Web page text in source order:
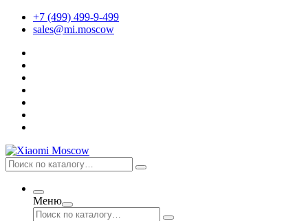
+7 (499) 499-9-499
sales@mi.moscow
Меню